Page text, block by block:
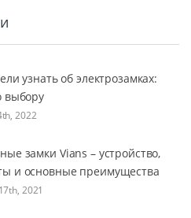
узнать об электрозамках:
выбору
2022
замки Vians – устройство,
и основные преимущества
2021